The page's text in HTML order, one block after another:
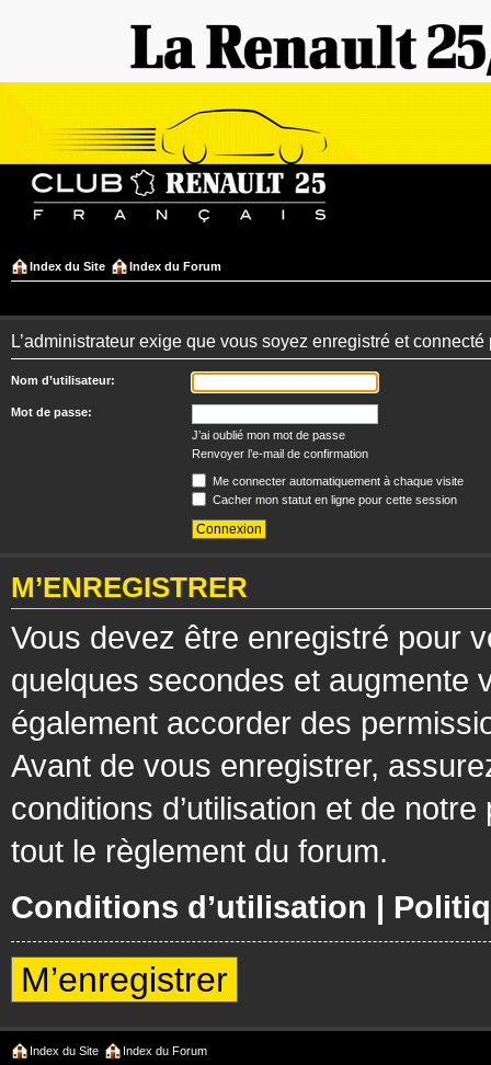
Index du Site Index du Forum
L’administrateur exige que vous soyez enregistré et
Nom d’utilisateur:
Mot de passe:
J’ai oublié mon mot de passe
Renvoyer l’e-mail de confirmation
Me connecter automatiquement à chaque visite
Cacher mon statut en ligne pour cette session
M’ENREGISTRER
Vous devez être enregistré pour
quelques secondes et augmente
également accorder des
Avant de vous enregistrer,
conditions d’utilisation et de
tout le règlement du forum.
Conditions d’utilisation |
M’enregistrer
Index du Site Index du Forum